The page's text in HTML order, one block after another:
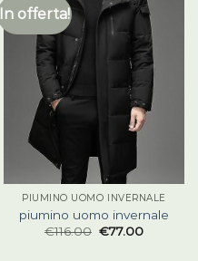
In offerta!
PIUMINO UOMO INVERNALE
piumino uomo invernale
€116.00 €77.00